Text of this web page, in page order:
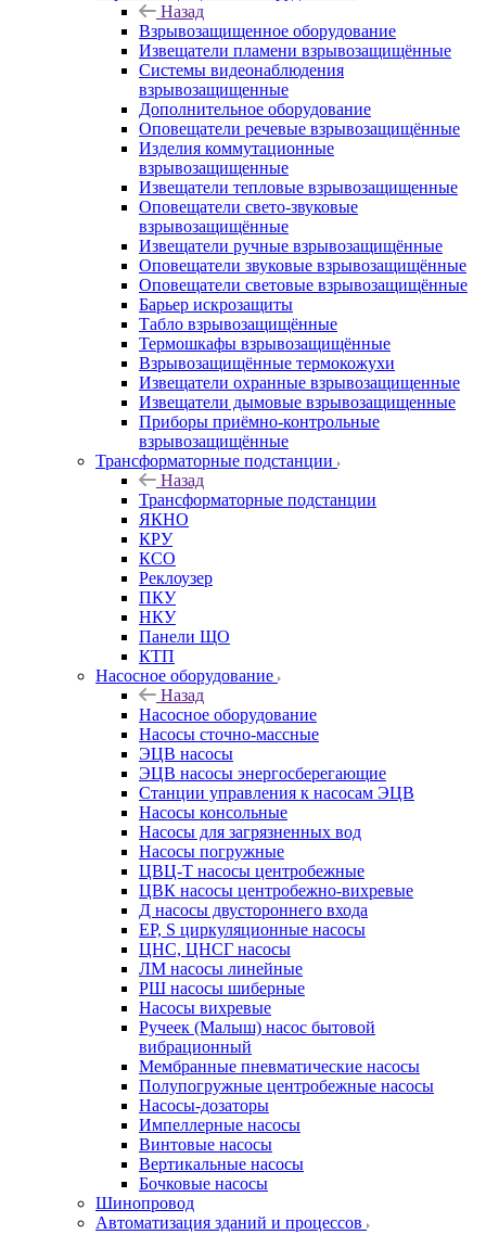
Назад
Взрывозащищенное оборудование
Извещатели пламени взрывозащищённые
Системы видеонаблюдения
взрывозащищенные
Дополнительное оборудование
Оповещатели речевые взрывозащищённые
Изделия коммутационные
взрывозащищенные
Извещатели тепловые взрывозащищенные
Оповещатели свето-звуковые
взрывозащищённые
Извещатели ручные взрывозащищённые
Оповещатели звуковые взрывозащищённые
Оповещатели световые взрывозащищённые
Барьер искрозащиты
Табло взрывозащищённые
Термошкафы взрывозащищённые
Взрывозащищённые термокожухи
Извещатели охранные взрывозащищенные
Извещатели дымовые взрывозащищенные
Приборы приёмно-контрольные
взрывозащищённые
Трансформаторные подстанции
Назад
Трансформаторные подстанции
ЯКНО
КРУ
КСО
Реклоузер
ПКУ
НКУ
Панели ЩО
КТП
Насосное оборудование
Назад
Насосное оборудование
Насосы сточно-массные
ЭЦВ насосы
ЭЦВ насосы энергосберегающие
Станции управления к насосам ЭЦВ
Насосы консольные
Насосы для загрязненных вод
Насосы погружные
ЦВЦ-Т насосы центробежные
ЦВК насосы центробежно-вихревые
Д насосы двустороннего входа
EP, S циркуляционные насосы
ЦНС, ЦНСГ насосы
ЛМ насосы линейные
РШ насосы шиберные
Насосы вихревые
Ручеек (Малыш) насос бытовой
вибрационный
Мембранные пневматические насосы
Полупогружные центробежные насосы
Насосы-дозаторы
Импеллерные насосы
Винтовые насосы
Вертикальные насосы
Бочковые насосы
Шинопровод
Автоматизация зданий и процессов